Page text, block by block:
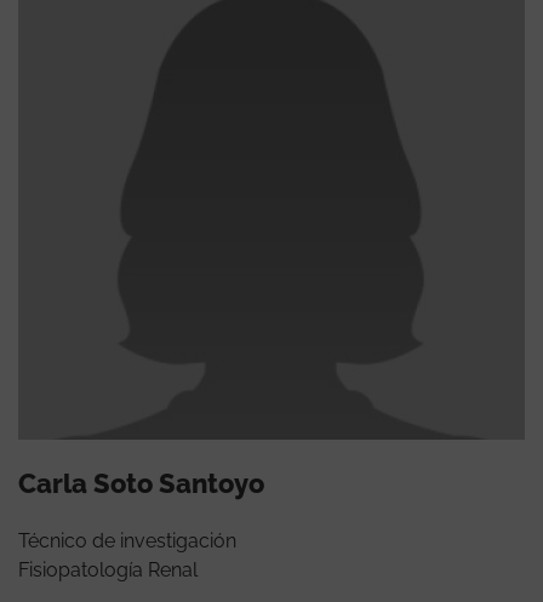
Carla Soto Santoyo
Técnico de investigación
Fisiopatología Renal